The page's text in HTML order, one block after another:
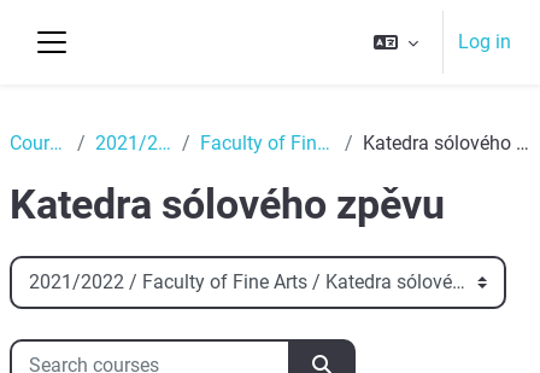
Log in
Courses 2021/2022 Faculty of Fine Arts Katedra sólového zpěvu
Katedra sólového zpěvu
Course categories
Search courses